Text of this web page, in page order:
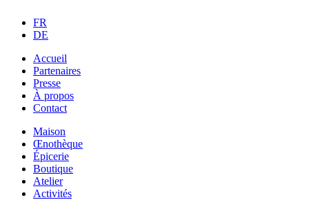
FR
DE
Accueil
Partenaires
Presse
À propos
Contact
Maison
Œnothèque
Épicerie
Boutique
Atelier
Activités